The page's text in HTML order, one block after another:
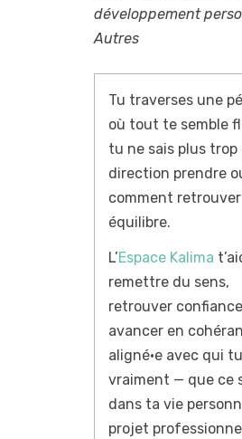
développement
Autres
Tu traverses une
où tout te semble
tu ne sais plus trop
direction prendre
comment
équilibre.
L’Espace Kalima
remettre du sens,
retrouver
avancer en
aligné·e avec qui
vraiment — que ce
dans ta vie
projet